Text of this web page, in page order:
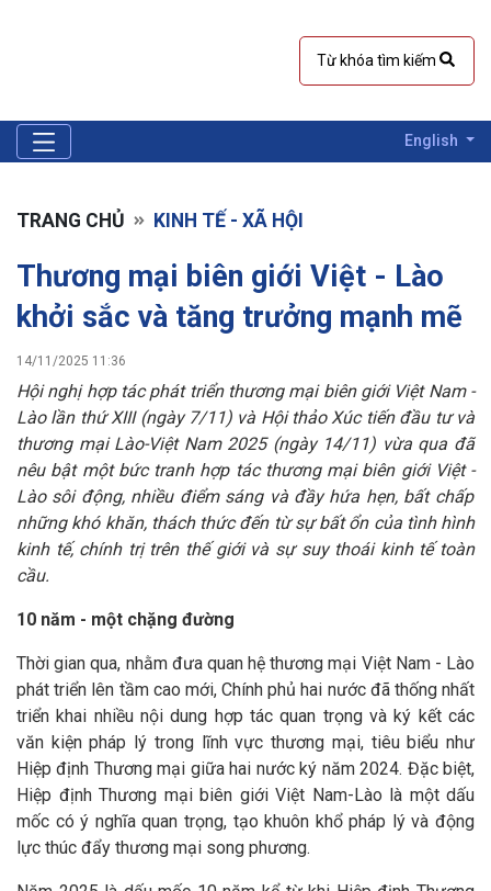
English
TRANG CHỦ KINH TẾ - XÃ HỘI
Thương mại biên giới Việt - Lào
khởi sắc và tăng trưởng mạnh mẽ
14/11/2025 11:36
Hội nghị hợp tác phát triển thương mại biên giới Việt Nam -
Lào lần thứ XIII (ngày 7/11) và Hội thảo Xúc tiến đầu tư và
thương mại Lào-Việt Nam 2025 (ngày 14/11) vừa qua đã
nêu bật một bức tranh hợp tác thương mại biên giới Việt -
Lào sôi động, nhiều điểm sáng và đầy hứa hẹn, bất chấp
những khó khăn, thách thức đến từ sự bất ổn của tình hình
kinh tế, chính trị trên thế giới và sự suy thoái kinh tế toàn
cầu.
10 năm - một chặng đường
Thời gian qua, nhằm đưa quan hệ thương mại Việt Nam - Lào
phát triển lên tầm cao mới, Chính phủ hai nước đã thống nhất
triển khai nhiều nội dung hợp tác quan trọng và ký kết các
văn kiện pháp lý trong lĩnh vực thương mại, tiêu biểu như
Hiệp định Thương mại giữa hai nước ký năm 2024. Đặc biệt,
Hiệp định Thương mại biên giới Việt Nam-Lào là một dấu
mốc có ý nghĩa quan trọng, tạo khuôn khổ pháp lý và động
lực thúc đẩy thương mại song phương.